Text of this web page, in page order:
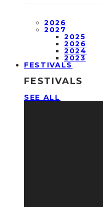
2026
2027
2025
2026
2024
2023
FESTIVALS
FESTIVALS
SEE ALL